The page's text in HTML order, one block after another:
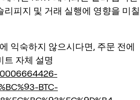
피지 및 거래 실행에 영향을 미칠
익숙하지 않으시다면, 주문 전에
트 자체 설명
BTC-